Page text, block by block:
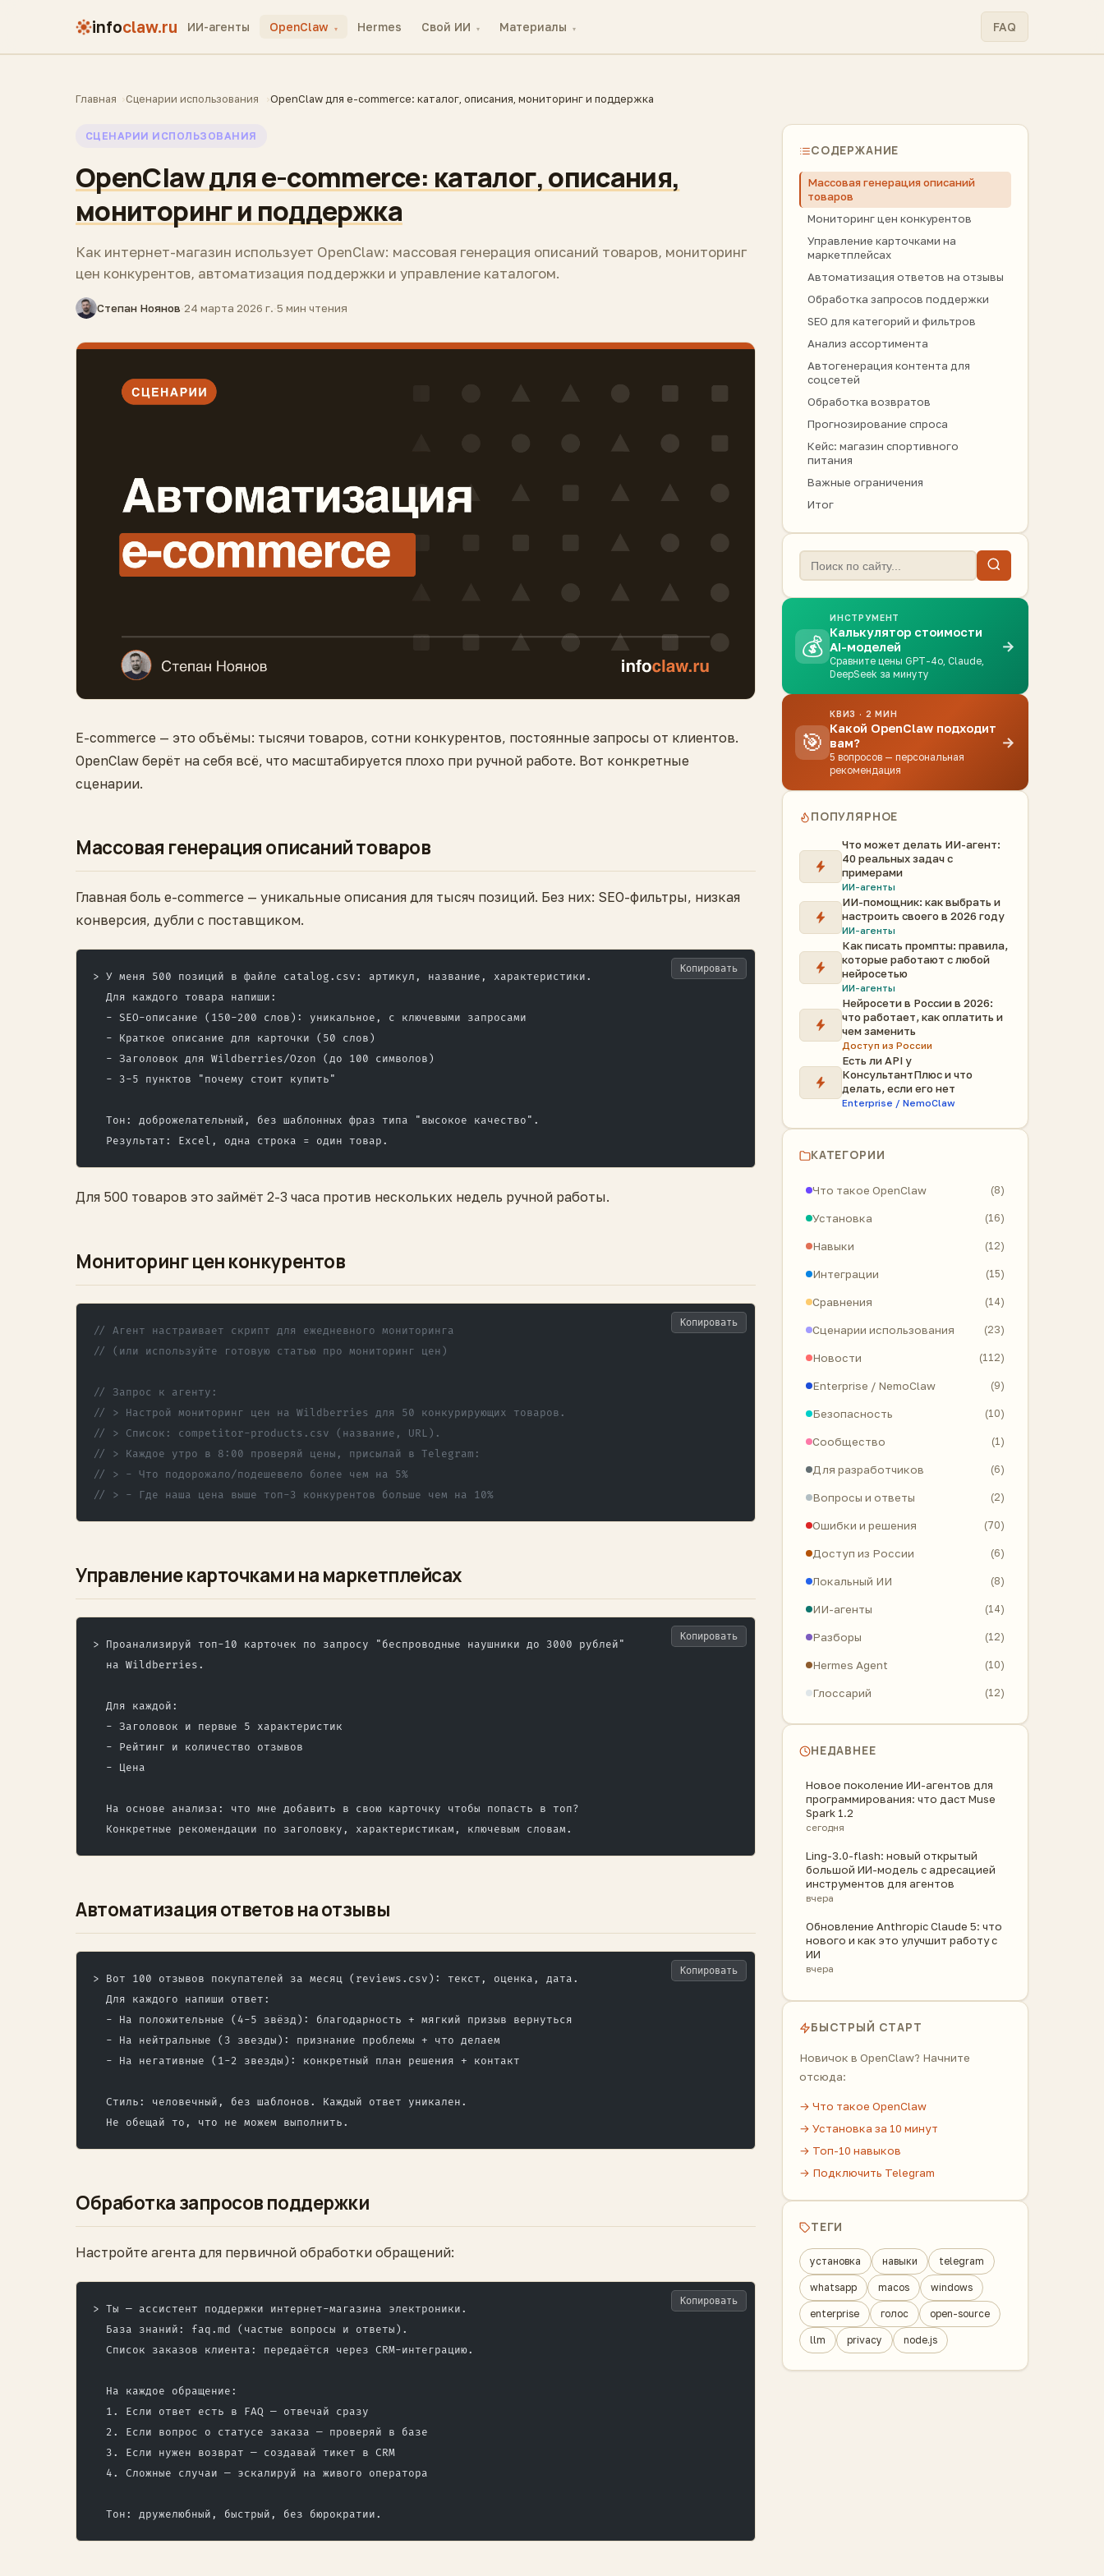
infoclaw.ru ИИ-агенты OpenClaw ▾ Hermes Свой ИИ ▾ Материалы ▾ FAQ
Главная Сценарии использования OpenClaw для e-commerce: каталог, описания, мониторинг и поддержка
СЦЕНАРИИ ИСПОЛЬЗОВАНИЯ
OpenClaw для e-commerce: каталог, описания,
мониторинг и поддержка
Как интернет-магазин использует OpenClaw: массовая генерация описаний товаров, мониторинг
цен конкурентов, автоматизация поддержки и управление каталогом.
Степан Ноянов·24 марта 2026 г.·5 мин чтения
E-commerce — это объёмы: тысячи товаров, сотни конкурентов, постоянные запросы от клиентов.
OpenClaw берёт на себя всё, что масштабируется плохо при ручной работе. Вот конкретные
сценарии.
Массовая генерация описаний товаров
Главная боль e-commerce — уникальные описания для тысяч позиций. Без них: SEO-фильтры, низкая
конверсия, дубли с поставщиком.
> У меня 500 позиций в файле catalog.csv: артикул, название, характеристики.
  Для каждого товара напиши:
  - SEO-описание (150-200 слов): уникальное, с ключевыми запросами
  - Краткое описание для карточки (50 слов)
  - Заголовок для Wildberries/Ozon (до 100 символов)
  - 3-5 пунктов "почему стоит купить"
  Тон: доброжелательный, без шаблонных фраз типа "высокое качество".
  Результат: Excel, одна строка = один товар.
Копировать
Для 500 товаров это займёт 2-3 часа против нескольких недель ручной работы.
Мониторинг цен конкурентов
// Агент настраивает скрипт для ежедневного мониторинга
// (или используйте готовую статью про мониторинг цен)
// Запрос к агенту:
// > Настрой мониторинг цен на Wildberries для 50 конкурирующих товаров.
// > Список: competitor-products.csv (название, URL).
// > Каждое утро в 8:00 проверяй цены, присылай в Telegram:
// > - Что подорожало/подешевело более чем на 5%
// > - Где наша цена выше топ-3 конкурентов больше чем на 10%
Копировать
Управление карточками на маркетплейсах
> Проанализируй топ-10 карточек по запросу "беспроводные наушники до 3000 рублей"
  на Wildberries.
  Для каждой:
  - Заголовок и первые 5 характеристик
  - Рейтинг и количество отзывов
  - Цена
  На основе анализа: что мне добавить в свою карточку чтобы попасть в топ?
  Конкретные рекомендации по заголовку, характеристикам, ключевым словам.
Копировать
Автоматизация ответов на отзывы
> Вот 100 отзывов покупателей за месяц (reviews.csv): текст, оценка, дата.
  Для каждого напиши ответ:
  - На положительные (4-5 звёзд): благодарность + мягкий призыв вернуться
  - На нейтральные (3 звезды): признание проблемы + что делаем
  - На негативные (1-2 звезды): конкретный план решения + контакт
  Стиль: человечный, без шаблонов. Каждый ответ уникален.
  Не обещай то, что не можем выполнить.
Копировать
Обработка запросов поддержки
Настройте агента для первичной обработки обращений:
> Ты — ассистент поддержки интернет-магазина электроники.
  База знаний: faq.md (частые вопросы и ответы).
  Список заказов клиента: передаётся через CRM-интеграцию.
  На каждое обращение:
  1. Если ответ есть в FAQ — отвечай сразу
  2. Если вопрос о статусе заказа — проверяй в базе
  3. Если нужен возврат — создавай тикет в CRM
  4. Сложные случаи — эскалируй на живого оператора
  Тон: дружелюбный, быстрый, без бюрократии.
Копировать
СОДЕРЖАНИЕ
Массовая генерация описаний
товаров
Мониторинг цен конкурентов
Управление карточками на
маркетплейсах
Автоматизация ответов на отзывы
Обработка запросов поддержки
SEO для категорий и фильтров
Анализ ассортимента
Автогенерация контента для
соцсетей
Обработка возвратов
Прогнозирование спроса
Кейс: магазин спортивного
питания
Важные ограничения
Итог
💰
ИНСТРУМЕНТ
Калькулятор стоимости
AI-моделей
Сравните цены GPT-4o, Claude,
DeepSeek за минуту
→
🎯
КВИЗ · 2 МИН
Какой OpenClaw подходит
вам?
5 вопросов — персональная
рекомендация
→
ПОПУЛЯРНОЕ
Что может делать ИИ-агент:
40 реальных задач с
примерами
ИИ-агенты
ИИ-помощник: как выбрать и
настроить своего в 2026 году
ИИ-агенты
Как писать промпты: правила,
которые работают с любой
нейросетью
ИИ-агенты
Нейросети в России в 2026:
что работает, как оплатить и
чем заменить
Доступ из России
Есть ли API у
КонсультантПлюс и что
делать, если его нет
Enterprise / NemoClaw
КАТЕГОРИИ
Что такое OpenClaw (8)
Установка (16)
Навыки (12)
Интеграции (15)
Сравнения (14)
Сценарии использования (23)
Новости (112)
Enterprise / NemoClaw (9)
Безопасность (10)
Сообщество (1)
Для разработчиков (6)
Вопросы и ответы (2)
Ошибки и решения (70)
Доступ из России (6)
Локальный ИИ (8)
ИИ-агенты (14)
Разборы (12)
Hermes Agent (10)
Глоссарий (12)
НЕДАВНЕЕ
Новое поколение ИИ-агентов для
программирования: что даст Muse
Spark 1.2
сегодня
Ling-3.0-flash: новый открытый
большой ИИ-модель с адресацией
инструментов для агентов
вчера
Обновление Anthropic Claude 5: что
нового и как это улучшит работу с
ИИ
вчера
БЫСТРЫЙ СТАРТ
Новичок в OpenClaw? Начните
отсюда:
→ Что такое OpenClaw
→ Установка за 10 минут
→ Топ-10 навыков
→ Подключить Telegram
ТЕГИ
установка навыки telegram
whatsapp macos windows
enterprise голос open-source
llm privacy node.js